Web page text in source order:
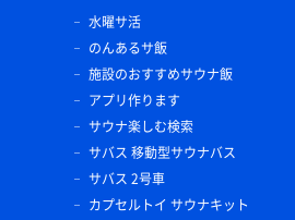
水曜サ活
のんあるサ飯
施設のおすすめサウナ飯
アプリ作ります
サウナ楽しむ検索
サバス 移動型サウナバス
サバス 2号車
カプセルトイ サウナキット